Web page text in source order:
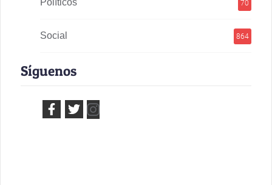
70
Social 864
Síguenos